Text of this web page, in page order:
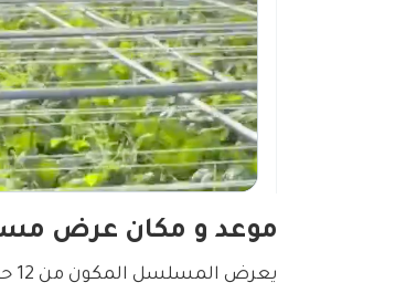
موعد و مكان عرض
يعرض المسلسل المكون من 12 حلقة يوم الخميس من كل أسبوع على قناة قناة KBS 2TV.